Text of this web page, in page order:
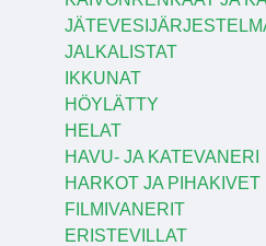
JALKALISTAT
IKKUNAT
HÖYLÄTTY
HELAT
HAVU- JA KATEVANERI
HARKOT JA PIHAKIVET
FILMIVANERIT
ERISTEVILLAT